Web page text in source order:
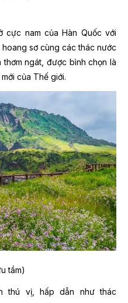
cực nam của Hàn Quốc với
sơ cùng các thác nước
ngát, được bình chọn là
của Thế giới.
tầm)
thú vị, hấp dẫn như thác